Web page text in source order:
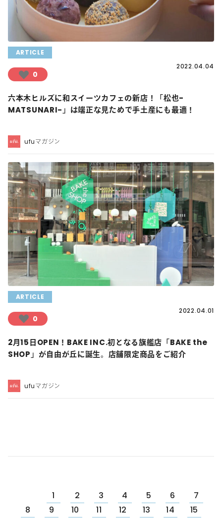
ARTICLE
0
2022.04.04
六本木ヒルズに和スイーツカフェの新店！「松也-
MATSUNARI-」は端正な見ためで手土産にも最適！
ufuマガジン
ARTICLE
0
2022.04.01
2月15日OPEN！BAKE INC.初となる旗艦店「BAKE the
SHOP」が自由が丘に誕生。店舗限定商品をご紹介
ufuマガジン
1 2 3 4 5 6
7
8
9 10 11 12 13 14
15